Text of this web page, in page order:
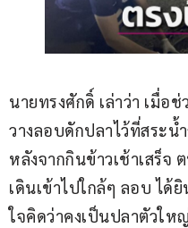
นายทรงศักดิ์ เล่าว่า เมื่อ
วางลอบดักปลาไว้ที่สระน้
หลังจากกินข้าวเช้าเสร็จ
เดินเข้าไปใกล้ๆ ลอบ ได้
ใจคิดว่าคงเป็นปลาตัวใ